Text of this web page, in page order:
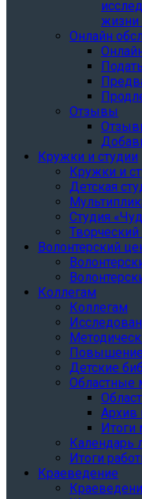
жизни
Онлайн
Отзывы
Кружки и студии
Кружки и
Детская
Студия
Волонтерский
Коллегам
Коллегам
Детские
Областные
Архив
Итоги
Календарь
Итоги
Краеведение